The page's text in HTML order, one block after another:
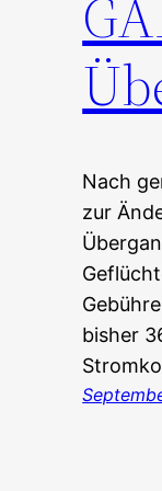
Nach
zur
bisher